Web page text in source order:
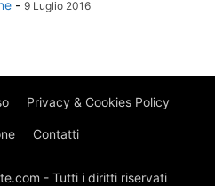
- 9 Luglio 2016
Privacy & Cookies Policy
Contatti
- Tutti i diritti riservati